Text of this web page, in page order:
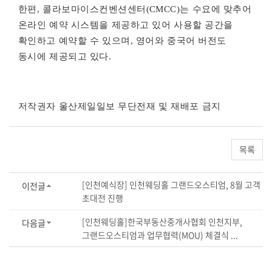
한편, 콜라보마이스컨벤션센터(CMCC)는 수요에 맞추어
온라인 예약 시스템을 제공하고 있어 사용할 공간을
확인하고 예약할 수 있으며, 영어와 중국어 버전도
동시에 제공되고 있다.
저작권자 울산제일일보 무단전재 및 재배포 금지
목록
이전글
[인천예식장] 인천웨딩홀 그랜드오스티엄, 8월 고객
초대전 진행
다음글
[인천웨딩홀]한국부동산중개사협회 인천지부,
그랜드오스티엄과 업무협력(MOU) 체결식 ...